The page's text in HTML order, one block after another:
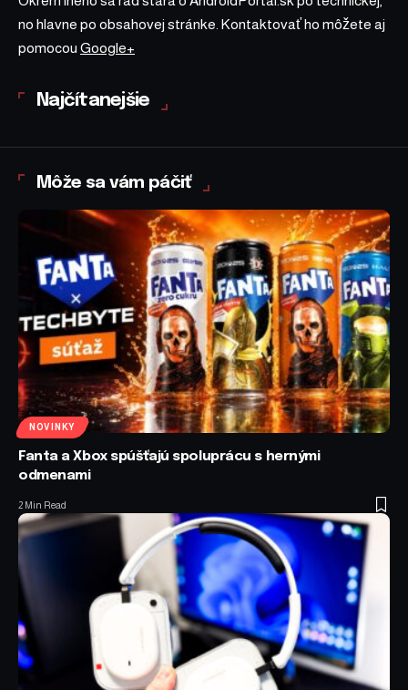
no hlavne po obsahovej stránke. Kontaktovať ho môžete aj
pomocou Google+
Najčítanejšie
Môže sa vám páčiť
NOVINKY
Fanta a Xbox spúšťajú spoluprácu s hernými
odmenami
2 Min Read